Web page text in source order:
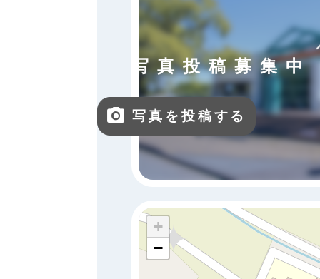
写真投稿募集中
写真を投稿する
+
−